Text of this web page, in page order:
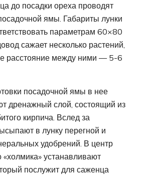
до посадки ореха проводят
ямы. Габариты лунки
параметрам 60×80
сажает несколько растений,
расстояние между ними — 5-6
посадочной ямы в нее
дренажный слой, состоящий из
кирпича. Вслед за
в лунку перегной и
удобрений. В центр
«холмика» устанавливают
послужит для саженца